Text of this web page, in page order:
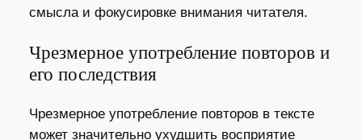
смысла и фокусировке внимания читателя.
Чрезмерное употребление повторов и
его последствия
Чрезмерное употребление повторов в тексте
может значительно ухудшить восприятие